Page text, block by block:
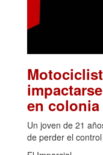
en
Un joven de 21
de perder el